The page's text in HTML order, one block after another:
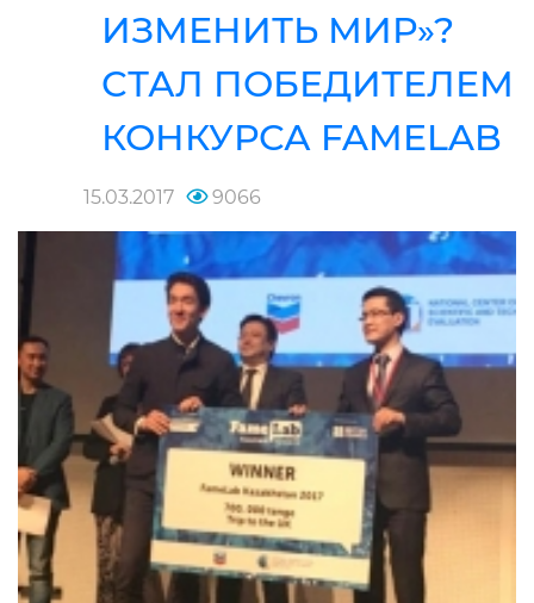
ИЗМЕНИТЬ МИР»?
СТАЛ ПОБЕДИТЕЛЕМ
КОНКУРСА FAMELAB
15.03.2017 9066